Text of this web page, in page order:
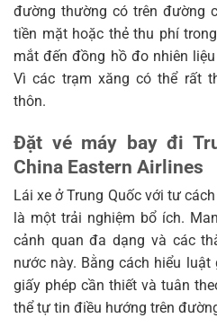
đường thường có trên đường
tiền mặt hoặc thẻ thu phí
mắt đến đồng hồ đo nhiên
Vì các trạm xăng có thể rất
thôn.
Đặt vé máy bay đi
China Eastern Airlines
Lái xe ở Trung Quốc với tư
là một trải nghiệm bổ ích.
cảnh quan đa dạng và các
nước này. Bằng cách hiểu
giấy phép cần thiết và tuân
thể tự tin điều hướng trên